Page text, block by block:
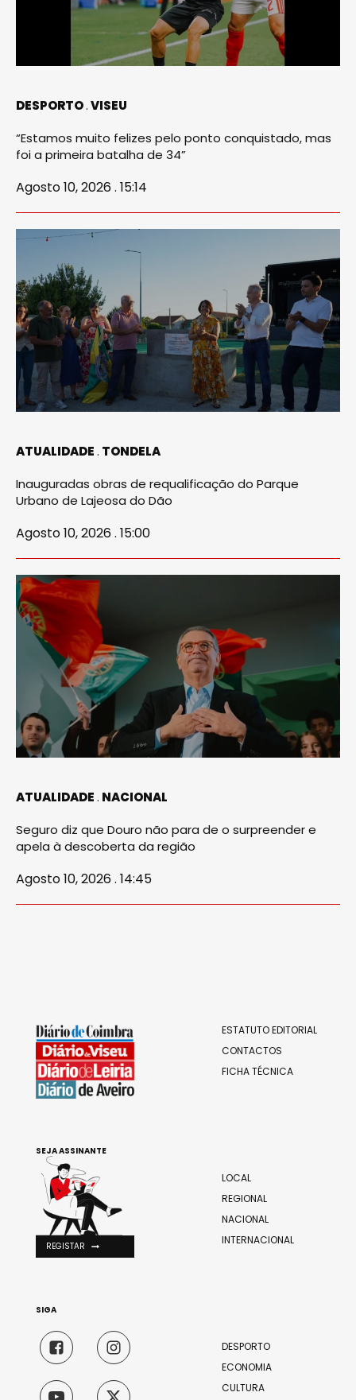
DESPORTO VISEU
“Estamos muito felizes pelo ponto conquistado, mas
foi a primeira batalha de 34”
Agosto 10, 2026 . 15:14
ATUALIDADE TONDELA
Inauguradas obras de requalificação do Parque
Urbano de Lajeosa do Dão
Agosto 10, 2026 . 15:00
ATUALIDADE NACIONAL
Seguro diz que Douro não para de o surpreender e
apela à descoberta da região
Agosto 10, 2026 . 14:45
ESTATUTO EDITORIAL
CONTACTOS
FICHA TÉCNICA
LOCAL
REGIONAL
NACIONAL
INTERNACIONAL
DESPORTO
ECONOMIA
CULTURA
SEJA ASSINANTE
REGISTAR
SIGA